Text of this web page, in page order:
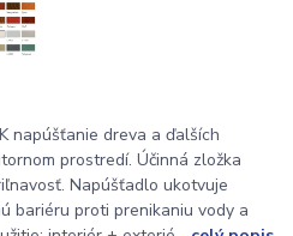
napúšťanie dreva a ďalších
prostredí. Účinná zložka
Napúšťadlo ukotvuje
bariéru proti prenikaniu vody a